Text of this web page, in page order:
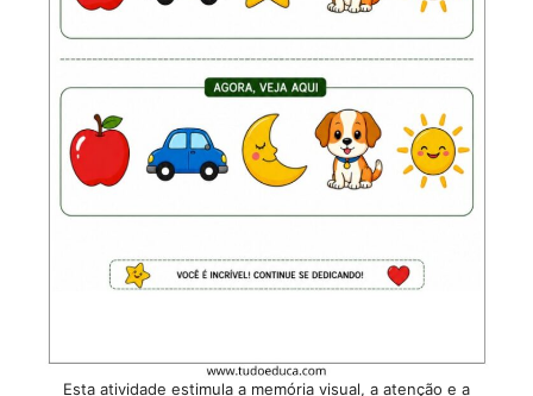
Esta atividade estimula a memória visual, a atenção e a